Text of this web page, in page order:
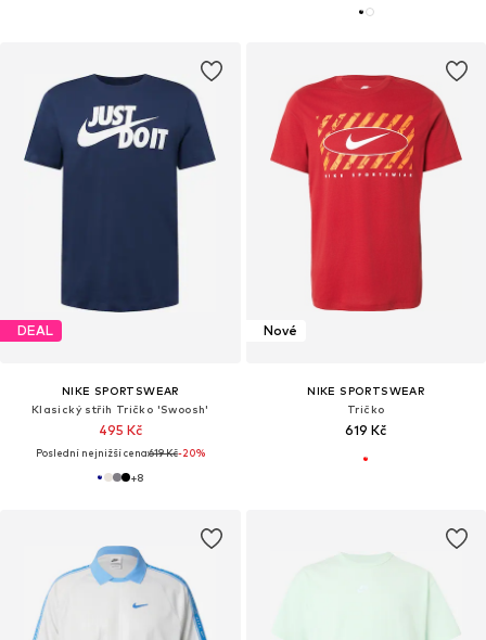
DEAL
NIKE SPORTSWEAR
Klasický střih Tričko 'Swoosh'
495 Kč
Poslední nejnižší cena:619 Kč-20%
+8
Nové
NIKE SPORTSWEAR
Tričko
619 Kč